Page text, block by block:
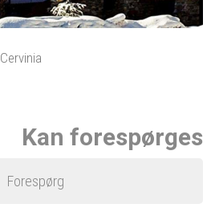
Cervinia
Kan forespørges
Forespørg